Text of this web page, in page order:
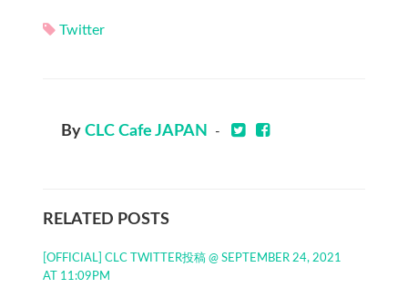
Twitter
By CLC Cafe JAPAN -
RELATED POSTS
[OFFICIAL] CLC TWITTER投稿 @ SEPTEMBER 24, 2021
AT 11:09PM